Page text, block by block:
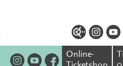
Online-